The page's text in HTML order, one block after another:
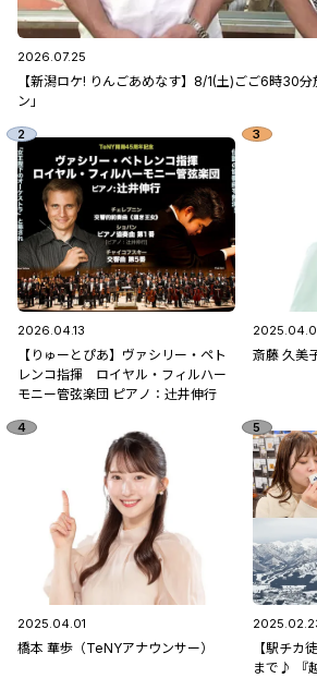
2026.07.25
【新潟ロケ! りんごあめなす】8/1(土)ごご6時30
ン」
2026.04.13
【りゅーとぴあ】ヴァシリー・ペト
レンコ指揮 ロイヤル・フィルハー
モニー管弦楽団 ピアノ：辻󠄀井伸行
斎藤 久美
2025.04.01
橋本 華歩（TeNYアナウンサー）
【駅チカ
まで♪ 『